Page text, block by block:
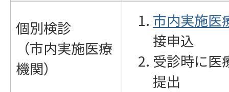
個別検診
（市内実施医療
機関）
市内実施医
接申込
受診時に医
提出